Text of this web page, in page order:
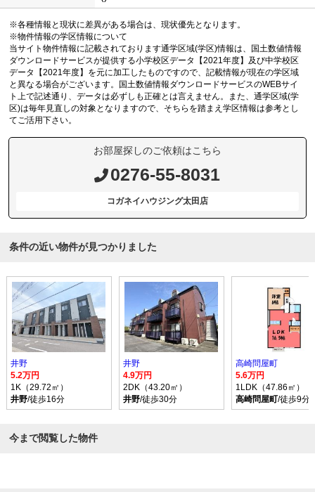
※各種情報と現状に差異がある場合は、現状優先となります。
※物件情報の学区情報について
当サイト物件情報に記載されております通学区域(学区)情報は、国土数値情報
ダウンロードサービスが提供する小学校区データ【2021年度】及び中学校区
データ【2021年度】を元に加工したものですので、記載情報が現在の学区域
と異なる場合がございます。国土数値情報ダウンロードサービスのWEBサイ
ト上で記述通り、データは必ずしも正確とは言えません。また、通学区域(学
区)は毎年見直しの対象となりますので、そちらを踏まえ学区情報は参考とし
てご活用下さい。
お部屋探しのご依頼はこちら
0276-55-8031
コガネイハウジング太田店
条件の近い物件が見つかりました
井野
5.2万円
1K（29.72㎡）
井野/徒歩16分
井野
4.9万円
2DK（43.20㎡）
井野/徒歩30分
高崎問屋町
5.6万円
1LDK（47.86㎡）
高崎問屋町/徒歩9分
今まで閲覧した物件